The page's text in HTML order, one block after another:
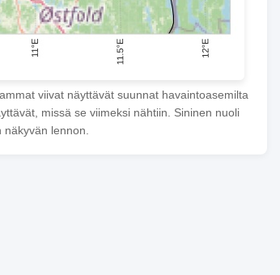
viivat näyttävät suunnat havaintoasemilta
missä se viimeksi nähtiin. Sininen nuoli
lennon.